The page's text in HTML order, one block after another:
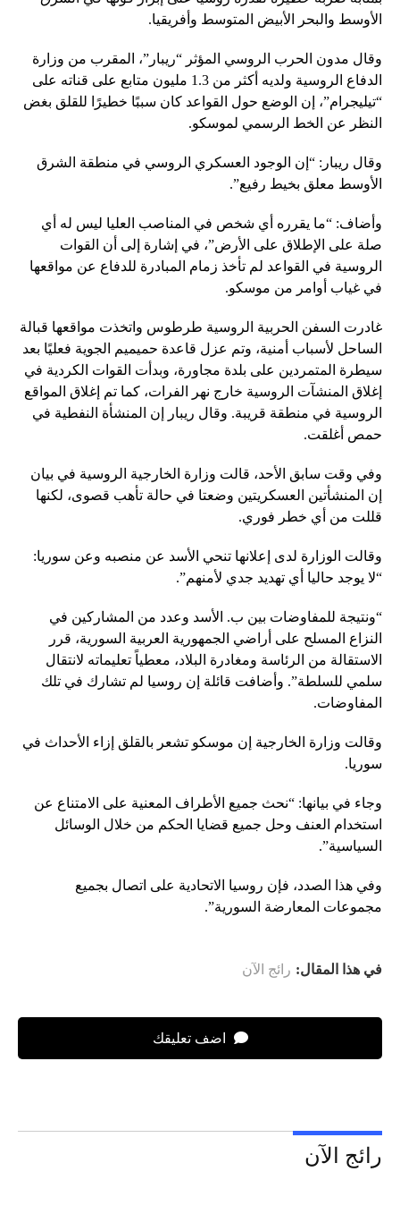
الأوسط والبحر الأبيض المتوسط ​​وأفريقيا.
وقال مدون الحرب الروسي المؤثر “ريبار”، المقرب من وزارة
الدفاع الروسية ولديه أكثر من 1.3 مليون متابع على قناته على
“تيليجرام”، إن الوضع حول القواعد كان سببًا خطيرًا للقلق بغض
النظر عن الخط الرسمي لموسكو.
وقال ريبار: “إن الوجود العسكري الروسي في منطقة الشرق
الأوسط معلق بخيط رفيع”.
وأضاف: “ما يقرره أي شخص في المناصب العليا ليس له أي
صلة على الإطلاق على الأرض”، في إشارة إلى أن القوات
الروسية في القواعد لم تأخذ زمام المبادرة للدفاع عن مواقعها
في غياب أوامر من موسكو.
غادرت السفن الحربية الروسية طرطوس واتخذت مواقعها قبالة
الساحل لأسباب أمنية، وتم عزل قاعدة حميميم الجوية فعليًا بعد
سيطرة المتمردين على بلدة مجاورة، وبدأت القوات الكردية في
إغلاق المنشآت الروسية خارج نهر الفرات، كما تم إغلاق المواقع
الروسية في منطقة قريبة. وقال ريبار إن المنشأة النفطية في
حمص أغلقت.
وفي وقت سابق الأحد، قالت وزارة الخارجية الروسية في بيان
إن المنشأتين العسكريتين وضعتا في حالة تأهب قصوى، لكنها
قللت من أي خطر فوري.
وقالت الوزارة لدى إعلانها تنحي الأسد عن منصبه وعن سوريا:
“لا يوجد حاليا أي تهديد جدي لأمنهم”.
“ونتيجة للمفاوضات بين ب. الأسد وعدد من المشاركين في
النزاع المسلح على أراضي الجمهورية العربية السورية، قرر
الاستقالة من الرئاسة ومغادرة البلاد، معطياً تعليماته لانتقال
سلمي للسلطة”. وأضافت قائلة إن روسيا لم تشارك في تلك
المفاوضات.
وقالت وزارة الخارجية إن موسكو تشعر بالقلق إزاء الأحداث في
سوريا.
وجاء في بيانها: “نحث جميع الأطراف المعنية على الامتناع عن
استخدام العنف وحل جميع قضايا الحكم من خلال الوسائل
السياسية”.
وفي هذا الصدد، فإن روسيا الاتحادية على اتصال بجميع
مجموعات المعارضة السورية”.
في هذا المقال: رائج الآن
اضف تعليقك
رائج الآن